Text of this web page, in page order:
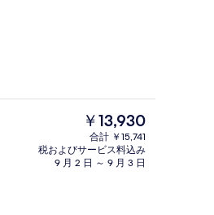
屋外プール、営業時間 9:30 ～
現
在
の
料
￥13,930
合計 ￥15,741
税およびサービス料込み
9 月 2 日 ～ 9 月 3 日